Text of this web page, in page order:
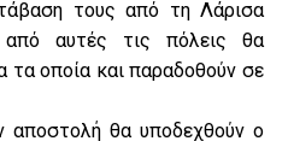
τους από τη Λάρισα
αυτές τις πόλεις θα
τα οποία και παραδοθούν σε
αποστολή θα υποδεχθούν ο